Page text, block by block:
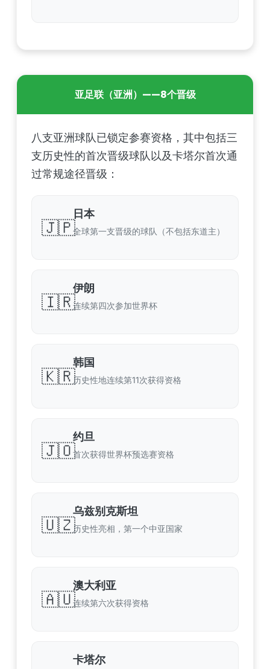
亚足联（亚洲）——8个晋级
八支亚洲球队已锁定参赛资格，其中包括三
支历史性的首次晋级球队以及卡塔尔首次通
过常规途径晋级：
🇯🇵
日本
全球第一支晋级的球队（不包括东道主）
🇮🇷
伊朗
连续第四次参加世界杯
🇰🇷
韩国
历史性地连续第11次获得资格
🇯🇴
约旦
首次获得世界杯预选赛资格
🇺🇿
乌兹别克斯坦
历史性亮相，第一个中亚国家
🇦🇺
澳大利亚
连续第六次获得资格
卡塔尔